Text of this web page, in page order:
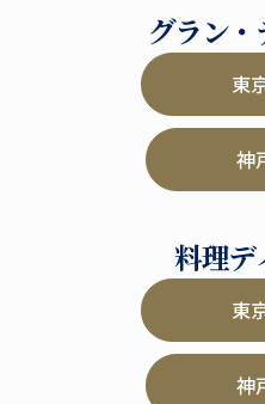
グラン
東
神
料理デ
東
神